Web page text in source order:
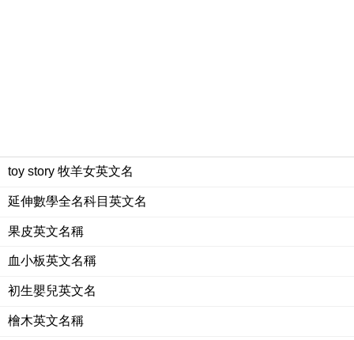
toy story 牧羊女英文名
延伸數學全名科目英文名
果皮英文名稱
血小板英文名稱
初生嬰兒英文名
檜木英文名稱